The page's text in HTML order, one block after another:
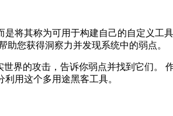
是将其称为可用于构建自己的自定义
助您获得洞察力并发现系统中的弱点。
界的攻击，告诉你弱点并找到它们。
用这个多用途黑客工具。